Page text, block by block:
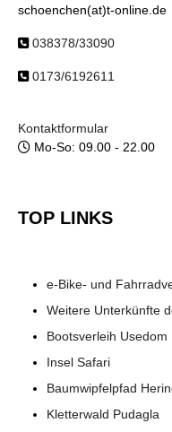
schoenchen(at)t-online.de
038378/33090
0173/6192611
Kontaktformular
Mo-So: 09.00 - 22.00
TOP LINKS
e-Bike- und
Weitere Unterkünfte
Bootsverleih Usedom
Insel Safari
Baumwipfelpfad
Kletterwald Pudagla